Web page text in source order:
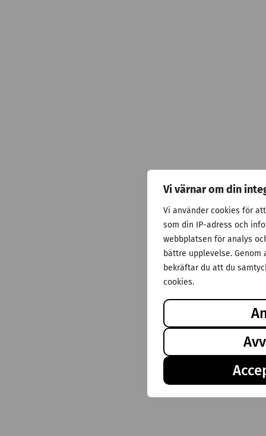
Vi värnar om din
Vi använder cookies för
som din IP-adress och
webbplatsen för analys
bättre upplevelse.
bekräftar du att du
cookies.